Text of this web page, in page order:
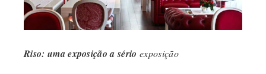
Riso: uma exposição a sério exposição